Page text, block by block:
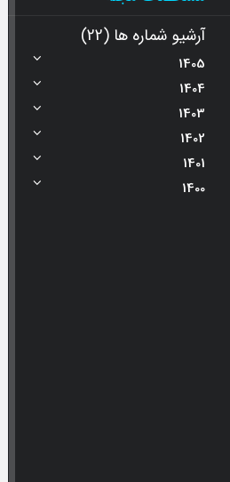
آرشیو شماره ها (22)
1405
1404
1403
1402
1401
1400